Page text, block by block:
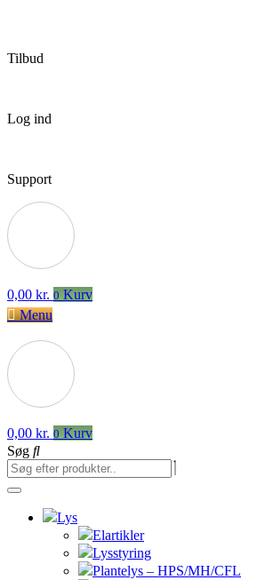
Tilbud
Log ind
Support
0,00 kr. 0 Kurv
Menu
0,00 kr. 0 Kurv
Søg
Lys
Elartikler
Lysstyring
Plantelys – HPS/MH/CFL